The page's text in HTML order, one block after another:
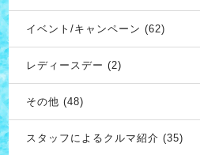
イベント/キャンペーン (62)
レディースデー (2)
その他 (48)
スタッフによるクルマ紹介 (35)